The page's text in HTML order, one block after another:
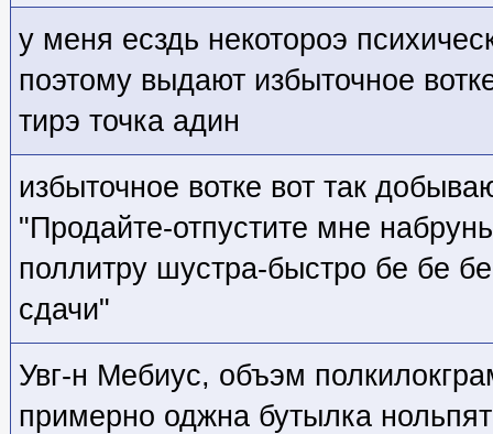
у меня есздь некотороэ
поэтому выдают избыточное
тирэ точка адин
избыточное вотке вот так
"Продайте-отпустите мне
поллитру шустра-быстро бе бе
сдачи"
Увг-н Мебиус, объэм
примерно оджна бутылка